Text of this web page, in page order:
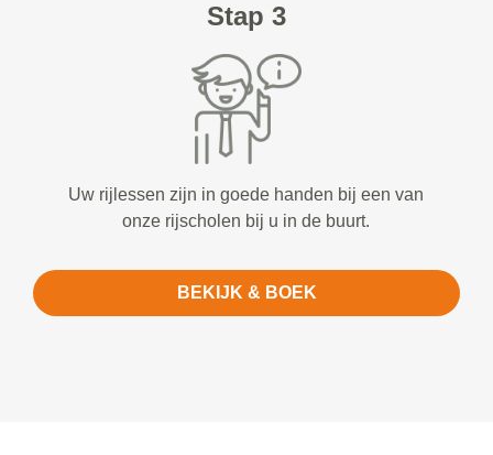
Stap 3
Uw rijlessen zijn in goede handen bij een van
onze rijscholen bij u in de buurt.
BEKIJK & BOEK